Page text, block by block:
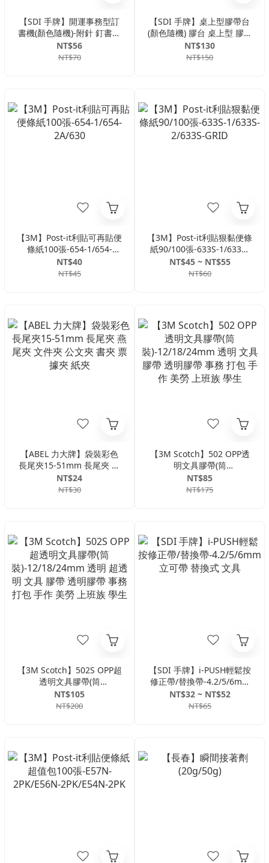
【SDI 手牌】開運事務型訂
書機(顏色隨機)-附針 釘書機
裝訂 辦公用品 文具
NT$56
NT$70
【SDI 手牌】桌上型膠帶台
(顏色隨機) 膠台 桌上型 膠帶
止滑 可換裁刀
NT$130
NT$150
【3M】Post-it利貼可再貼便
條紙100張-654-1/654-
2A/630
NT$40
NT$45
【3M】Post-it利貼狠黏便條
紙90/100張-633S-1/633S-
2/633S-GRID
NT$45 ~ NT$55
NT$60
【ABEL 力大牌】袋裝彩色
長尾夾15-51mm 長尾夾 燕
尾夾 文件夾 公文夾 書夾 票
據夾 紙夾
NT$24
NT$30
【3M Scotch】502 OPP透
明文具膠帶(筒
裝)-12/18/24mm 透明 文具
膠帶 透明膠帶 事務 打包 手
NT$85
NT$175
【3M Scotch】502S OPP超
透明文具膠帶(筒
裝)-12/18/24mm 透明 超透
明 文具 膠帶 透明膠帶 事務
NT$105
NT$200
【SDI 手牌】i-PUSH輕鬆按
修正帶/替換帶-4.2/5/6mm
立可帶 替換式 文具
NT$32 ~ NT$52
NT$65